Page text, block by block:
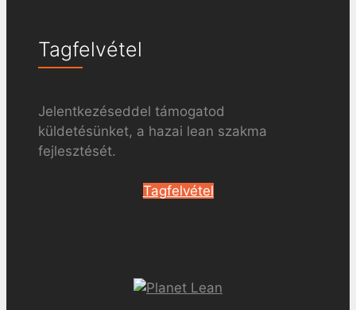
Tagfelvétel
Jelentkezéseddel támogatod
küldetésünket, a hazai lean szakma
fejlesztését.
Tagfelvétel